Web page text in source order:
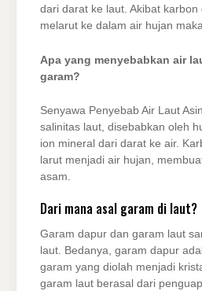
dari darat ke laut. Akibat
melarut ke dalam air hujan
Apa yang menyebabkan air
garam?
Senyawa Penyebab Air Laut
salinitas laut, disebabkan oleh
ion mineral dari darat ke air.
larut menjadi air hujan,
asam.
Dari mana asal garam di laut?
Garam dapur dan garam laut
laut. Bedanya, garam dapur
garam yang diolah menjadi
garam laut berasal dari